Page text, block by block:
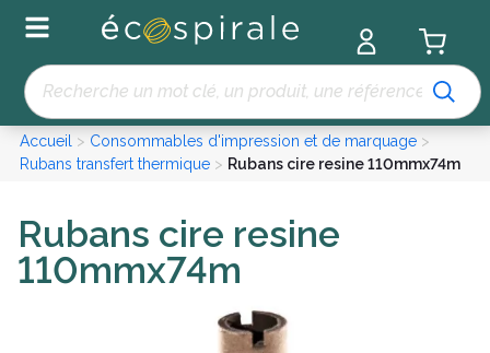
Recherche
Accueil > Consommables d'impression et de marquage >
Rubans transfert thermique > Rubans cire resine 110mmx74m
Rubans cire resine
110mmx74m
Panneau de gestion des cookies